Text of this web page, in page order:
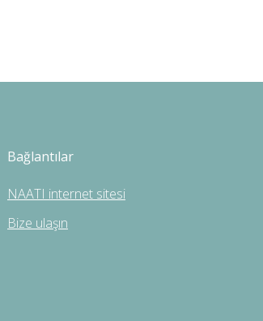
Bağlantılar
NAATI internet sitesi
Bize ulaşın